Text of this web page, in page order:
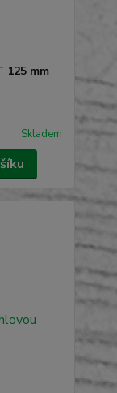
125 mm
Skladem